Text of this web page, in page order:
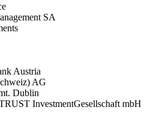
SA
Austria
AG
Dublin
InvestmentGesellschaft mbH